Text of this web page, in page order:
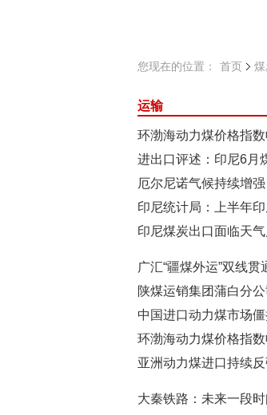
您现在的位置： 首页
运输
环渤海动力煤价格指
进出口评述：印尼6月
厄尔尼诺气候持续增
印尼统计局：上半年
印尼煤炭出口面临天
广汇“疆煤外运”双线
陕煤运销集团蒲白分
中国进口动力煤市场
环渤海动力煤价格指
亚洲动力煤进口持续反
大秦铁路：未来一段